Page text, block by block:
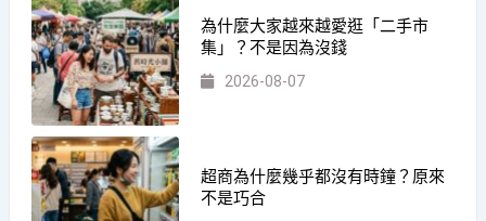
為什麼大家越來越愛逛「二手市
集」？不是因為沒錢
2026-08-07
超商為什麼幾乎都沒有時鐘？原來
不是巧合